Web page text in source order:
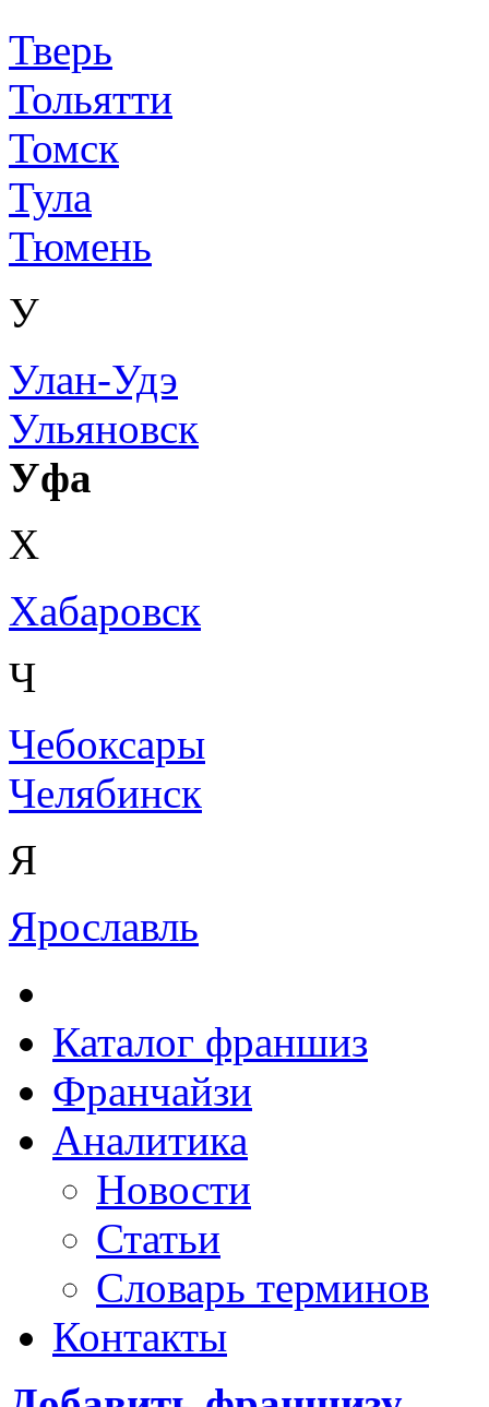
Тверь
Тольятти
Томск
Тула
Тюмень
У
Улан-Удэ
Ульяновск
Уфа
Х
Хабаровск
Ч
Чебоксары
Челябинск
Я
Ярославль
Каталог франшиз
Франчайзи
Аналитика
Новости
Статьи
Словарь терминов
Контакты